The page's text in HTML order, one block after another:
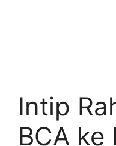
Intip
BCA ke